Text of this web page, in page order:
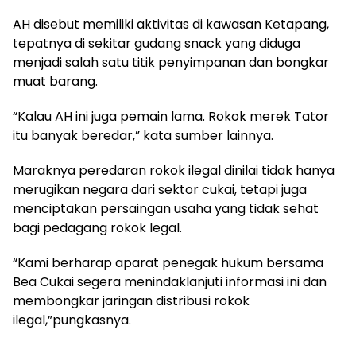
AH disebut memiliki aktivitas di kawasan Ketapang,
tepatnya di sekitar gudang snack yang diduga
menjadi salah satu titik penyimpanan dan bongkar
muat barang.
“Kalau AH ini juga pemain lama. Rokok merek Tator
itu banyak beredar,” kata sumber lainnya.
Maraknya peredaran rokok ilegal dinilai tidak hanya
merugikan negara dari sektor cukai, tetapi juga
menciptakan persaingan usaha yang tidak sehat
bagi pedagang rokok legal.
“Kami berharap aparat penegak hukum bersama
Bea Cukai segera menindaklanjuti informasi ini dan
membongkar jaringan distribusi rokok
ilegal,”pungkasnya.